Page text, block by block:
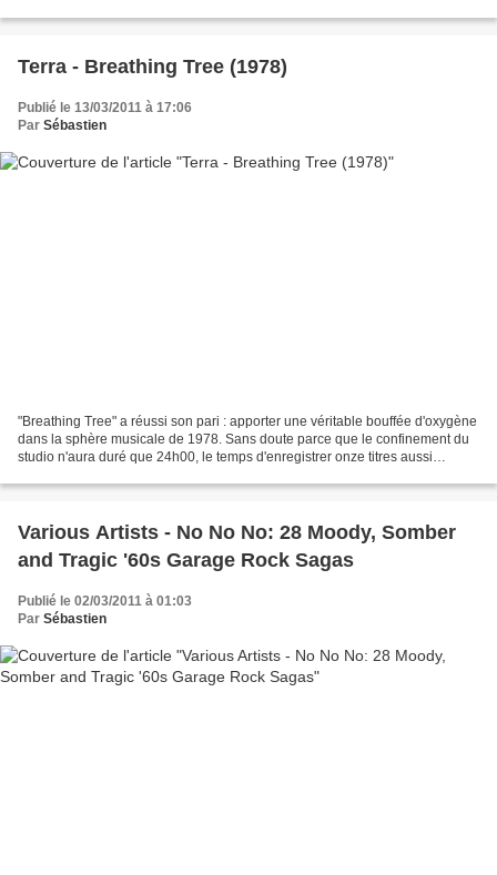
Terra - Breathing Tree (1978)
Publié le 13/03/2011 à 17:06
Par Sébastien
"Breathing Tree" a réussi son pari : apporter une véritable bouffée d'oxygène
dans la sphère musicale de 1978. Sans doute parce que le confinement du
studio n'aura duré que 24h00, le temps d'enregistrer onze titres aussi
Various Artists - No No No: 28 Moody, Somber
and Tragic '60s Garage Rock Sagas
Publié le 02/03/2011 à 01:03
Par Sébastien